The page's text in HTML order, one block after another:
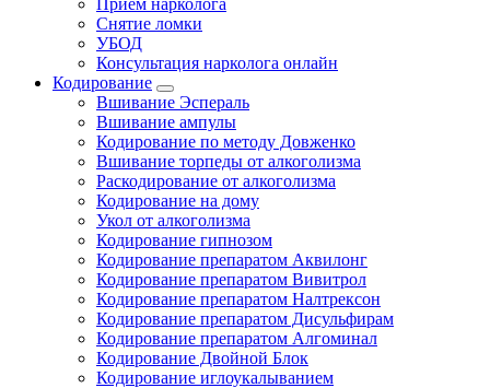
Прием нарколога
Снятие ломки
УБОД
Консультация нарколога онлайн
Кодирование
Вшивание Эспераль
Вшивание ампулы
Кодирование по методу Довженко
Вшивание торпеды от алкоголизма
Раскодирование от алкоголизма
Кодирование на дому
Укол от алкоголизма
Кодирование гипнозом
Кодирование препаратом Аквилонг
Кодирование препаратом Вивитрол
Кодирование препаратом Налтрексон
Кодирование препаратом Дисульфирам
Кодирование препаратом Алгоминал
Кодирование Двойной Блок
Кодирование иглоукалыванием